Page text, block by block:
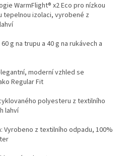
WarmFlight® x2 Eco pro nízkou
tepelnou izolaci, vyrobené z
60 g na trupu a 40 g na rukávech a
moderní vzhled se
Regular Fit
polyesteru z textilního
lahví
Vyrobeno z textilního odpadu, 100%